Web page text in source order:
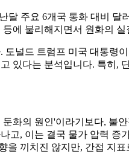
주요 6개국 통화 대비
에 불리해지면서 원화의
널드 트럼프 미국 대통령
있다는 분석입니다. 특히
화의 원인'이라기보다,
고, 이는 결국 물가 압력
을 끼치진 않지만, 간접 지